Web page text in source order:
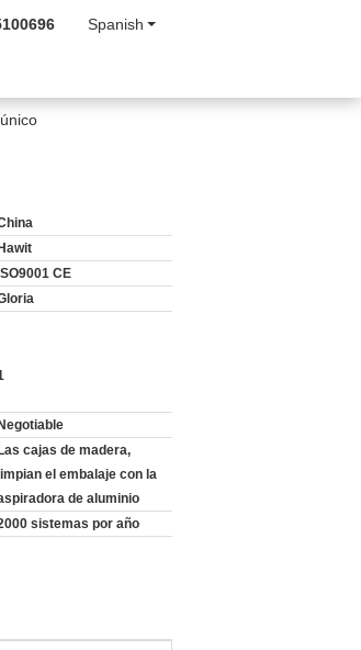
Spanish
Hawit
ISO9001 CE
Negotiable
Las cajas de madera,
limpian el embalaje con la
de aluminio
sistemas por año